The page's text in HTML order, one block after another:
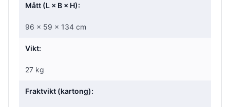
Mått (L × B × H):
96 × 59 × 134 cm
Vikt:
27 kg
Fraktvikt (kartong):